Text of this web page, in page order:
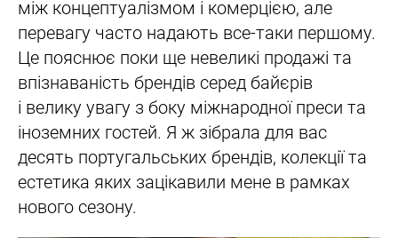
між концептуалізмом і комерцією, але
перевагу часто надають все-таки першому.
Це пояснює поки ще невеликі продажі та
впізнаваність брендів серед байєрів
і велику увагу з боку міжнародної преси та
іноземних гостей. Я ж зібрала для вас
десять португальських брендів, колекції та
естетика яких зацікавили мене в рамках
нового сезону.